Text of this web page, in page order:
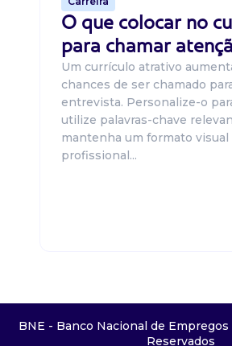
O que colocar no
para chamar
Um currículo atrativo
chances de ser chamado
entrevista. Personalize-o
utilize palavras-chave
mantenha um formato visual
profissional...
BNE - Banco Nacional de
Reservados